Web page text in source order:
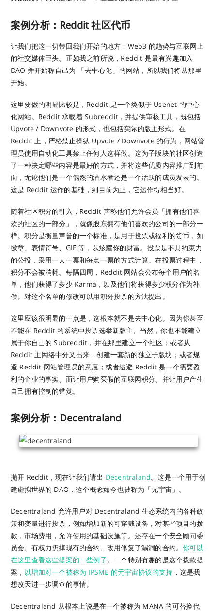
案例分析：Reddit 社区代币
让我们把这一切带回我们开始的地方：Web3 的趋势与互联网上
的社交媒体巨头。正如我之前所说，Reddit 是最有兴趣加入
DAO 并开始称自己为 「去中心化」的网站，所以我们将从那里
开始。
这里要做的明显比较是，Reddit 是一个类似于 Usenet 的中心
化网站。Reddit 承载着 Subreddit，并提供审核工具，既包括
Upvote / Downvote 的形式，也包括实际的版主形式。在
Reddit 上，严格禁止操纵 Upvote / Downvote 的行为，网站管
理员使用自动化工具禁止任何人这样做。这为子版块的社区创造
了一种决定哪些内容是最好的方式，并将这些优质内容推广到前
面，无论他们是一个偶然的潜水者还是一个活跃的成员发表的。
这是 Reddit 运作的基础，到目前为止，它运作得相当好。
随着社区积分的引入，Reddit 声称他们允许会员「拥有他们喜
欢的社区的一部分」，就像股东拥有他们喜欢的公司的一部分一
样。积分是衡量声誉的一个标准，是用于投票或福利的货币，如
徽章、表情符号、GIF 等，以炫耀你的财富。投票是不具约束力
的公投，采用一人一票和每点一票的方式计算。在投票过程中，
积分不会被消耗。每隔四周，Reddit 网站会公布每个用户的名
单，他们获得了多少 Karma，以及他们将获得多少积分作为补
偿。对这个名单的修改可以用积分投票的方法提出。
这里应该很明显的一点是，这根本就不是去中心化。因为你甚至
不能在 Reddit 的系统中投票选举新版主。当然，你也不能建立
属于你自己的 Subreddit，并在那里建立一个社区；或者从
Reddit 主网络中分叉出来，创建一套新的独立子版块；或者规
避 Reddit 网站管理员的意愿；或者逃避 Reddit 是一个需要盈
利的企业的事实、而让用户购买假的互联网积分、并让用户产生
自己拥有控制的错觉。
案例分析：Decentraland
抛开 Reddit，现在让我们请出 Decentraland。这是一个用于创
建虚拟世界的 DAO，这个概念如今也被称为「元宇宙」。
Decentraland 允许用户对 Decentraland 生态系统内的各种政
策和变量进行投票，例如增加新的可穿戴设备，对某些项目的拨
款，市场费用，允许使用的基础设施等。还存在一个安全顾问委
员会、有权力扔掉现有的合约、改用修复了漏洞的合约。你可以
在这里查看这些提案的一些例子。一个特别有趣的是这个拨款提
案， 以增加对一个被称为 IPSME 的元宇宙协议的支持 ，这是我
想改天进一步调查的事情。
Decentraland 从根本上说是在一个被称为 MANA 的可替换代